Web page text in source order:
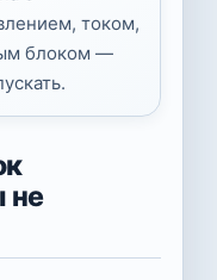
током,
блоком —
не